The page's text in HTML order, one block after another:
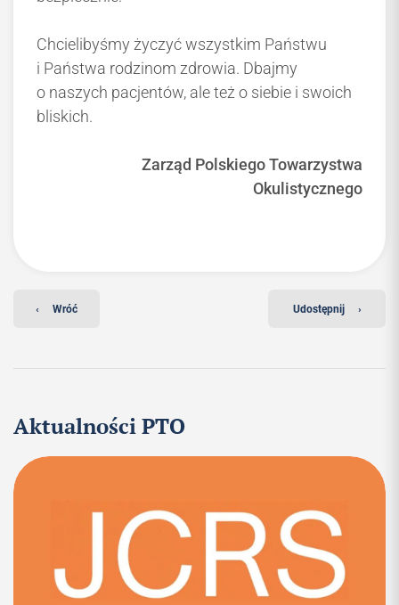
Chcielibyśmy życzyć wszystkim Państwu
i Państwa rodzinom zdrowia. Dbajmy
o naszych pacjentów, ale też o siebie i swoich
bliskich.
Zarząd Polskiego Towarzystwa
Okulistycznego
‹ Wróć Udostępnij ›
Aktualności PTO